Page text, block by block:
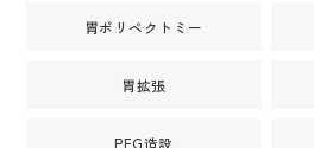
胃ポリペクトミー
胃拡張
PEG造設